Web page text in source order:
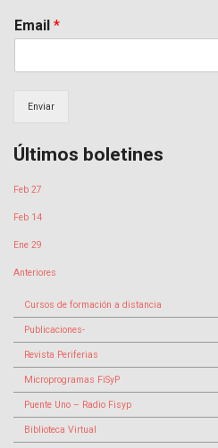
Email *
Enviar
Últimos boletines
Feb 27
Feb 14
Ene 29
Anteriores
Cursos de formación a distancia
Publicaciones-
Revista Periferias
Microprogramas FiSyP
Puente Uno – Radio Fisyp
Biblioteca Virtual